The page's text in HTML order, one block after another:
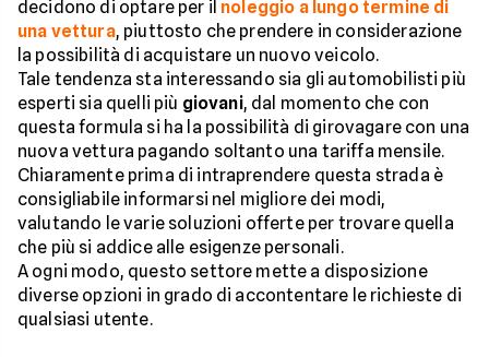
decidono di optare per il noleggio a lungo termine di
una vettura, piuttosto che prendere in considerazione
la possibilità di acquistare un nuovo veicolo.
Tale tendenza sta interessando sia gli automobilisti più
esperti sia quelli più giovani, dal momento che con
questa formula si ha la possibilità di girovagare con una
nuova vettura pagando soltanto una tariffa mensile.
Chiaramente prima di intraprendere questa strada è
consigliabile informarsi nel migliore dei modi,
valutando le varie soluzioni offerte per trovare quella
che più si addice alle esigenze personali.
A ogni modo, questo settore mette a disposizione
diverse opzioni in grado di accontentare le richieste di
qualsiasi utente.